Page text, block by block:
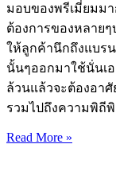
มอบของพรีเมี่ยมม
ต้องการของหลาย
ให้ลูกค้านึกถึงแบร
นั้นๆออกมาใช้นั่นเ
ล้วนแล้วจะต้องอาศั
รวมไปถึงความพิถี
Read More »